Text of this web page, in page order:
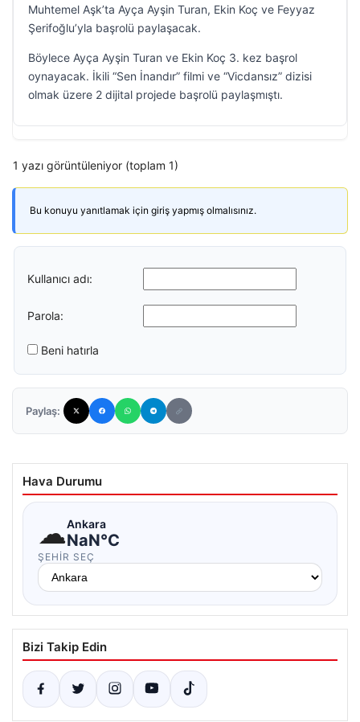
Muhtemel Aşk’ta Ayça Ayşin Turan, Ekin Koç ve Feyyaz
Şerifoğlu’yla başrolü paylaşacak.
Böylece Ayça Ayşin Turan ve Ekin Koç 3. kez başrol
oynayacak. İkili “Sen İnandır” filmi ve “Vicdansız” dizisi
olmak üzere 2 dijital projede başrolü paylaşmıştı.
1 yazı görüntüleniyor (toplam 1)
Bu konuyu yanıtlamak için giriş yapmış olmalısınız.
Kullanıcı adı:
Parola:
Beni hatırla
Paylaş:
Hava Durumu
☁Ankara
NaN°C
ŞEHIR SEÇ
Bizi Takip Edin